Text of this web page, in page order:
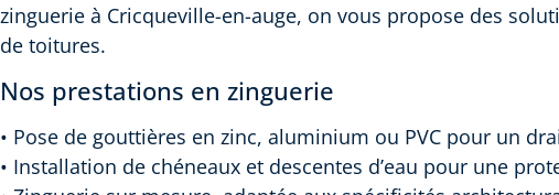
zinguerie à Cricqueville-en-auge, on vous propose des
de toitures.
Nos prestations en zinguerie
• Pose de gouttières en zinc, aluminium ou PVC pour un
• Installation de chéneaux et descentes d’eau pour une